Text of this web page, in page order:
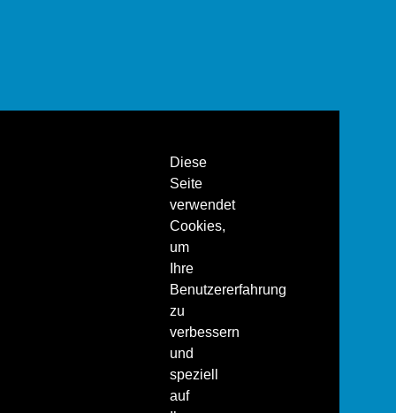
Diese
Seite
verwendet
Cookies,
um
Ihre
Benutzererfahrung
zu
verbessern
und
speziell
auf